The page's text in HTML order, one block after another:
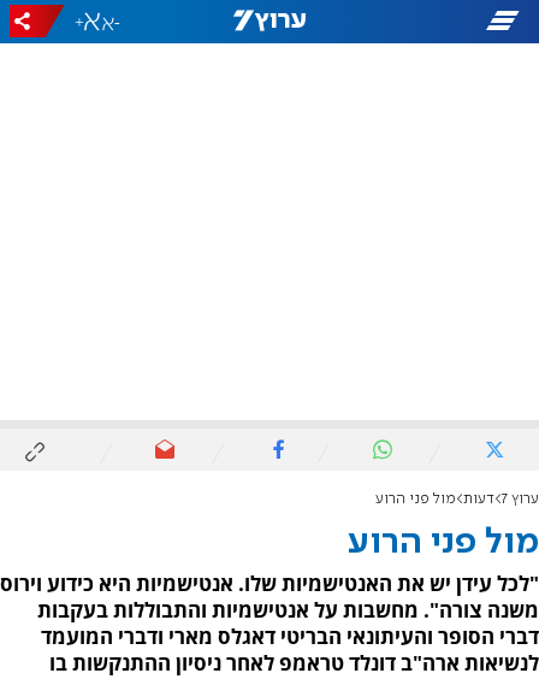
-
+
ערוץ 7 דעות מול פני הרוע
מול פני הרוע
"לכל עידן יש את האנטישמיות שלו. אנטישמיות היא כידוע וירוס
משנה צורה". מחשבות על אנטישמיות והתבוללות בעקבות
דברי הסופר והעיתונאי הבריטי דאגלס מארי ודברי המועמד
לנשיאות ארה"ב דונלד טראמפ לאחר ניסיון ההתנקשות בו